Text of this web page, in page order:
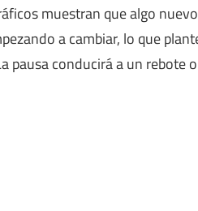
muestran que algo
a cambiar, lo que
pausa conducirá a un rebote